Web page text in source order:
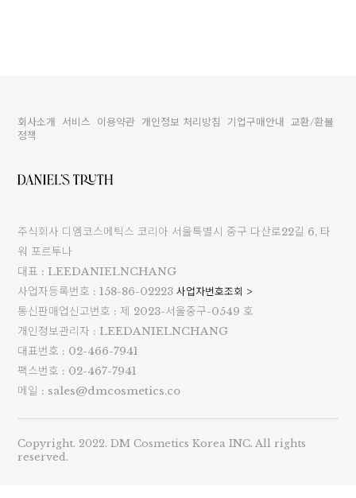
세요!
회사소개 서비스 이용약관 개인정보 처리방침 기업구매안내
교환/환불
정책
주식회사 디엠코스메틱스 코리아 서울특별시 중구 다산로22길 6, 타
워 포르투나
대표 : LEEDANIELNCHANG
사업자등록번호 : 158-86-02223 사업자번호조회 >
통신판매업신고번호 : 제 2023-서울중구-0549 호
개인정보관리자 : LEEDANIELNCHANG
대표번호 : 02-466-7941
팩스번호 : 02-467-7941
메일 : sales@dmcosmetics.co
Copyright. 2022. DM Cosmetics Korea INC. All rights
reserved.